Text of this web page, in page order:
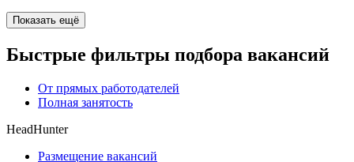
Показать ещё
Быстрые фильтры подбора вакансий
От прямых работодателей
Полная занятость
HeadHunter
Размещение вакансий